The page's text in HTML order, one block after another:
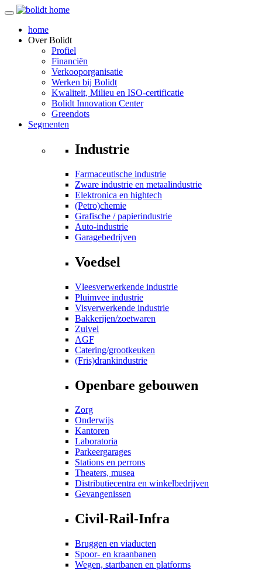
home
OverBolidt
Profiel
Financiën
Verkooporganisatie
Werken bij Bolidt
Kwaliteit, Milieu en ISO-certificatie
Bolidt Innovation Center
Greendots
Segmenten
Industrie
Farmaceutische industrie
Zware industrie en metaalindustrie
Elektronica en hightech
(Petro)chemie
Grafische / papierindustrie
Auto-industrie
Garagebedrijven
Voedsel
Vleesverwerkende industrie
Pluimvee industrie
Visverwerkende industrie
Bakkerijen/zoetwaren
Zuivel
AGF
Catering/grootkeuken
(Fris)drankindustrie
Openbare gebouwen
Zorg
Onderwijs
Kantoren
Laboratoria
Parkeergarages
Stations en perrons
Theaters, musea
Distributiecentra en winkelbedrijven
Gevangenissen
Civil-Rail-Infra
Bruggen en viaducten
Spoor- en kraanbanen
Wegen, startbanen en platforms